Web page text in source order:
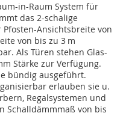
in-Raum System für
das 2-schalige
Ansichtsbreite von
von bis zu 3 m
Als Türen stehen Glas-
Stärke zur Verfügung.
bündig ausgeführt.
erlauben sie u.
Regalsystemen und
Schalldämmmaß von bis